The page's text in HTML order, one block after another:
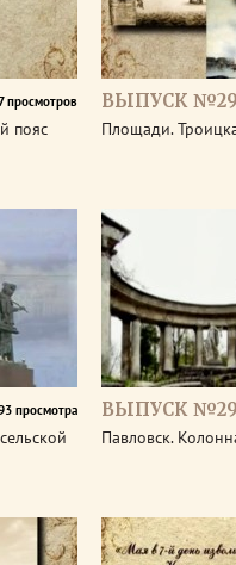
просмотров
пояс
ВЫПУСК
Площади.
просмотра ВЫПУСК
Павловск.